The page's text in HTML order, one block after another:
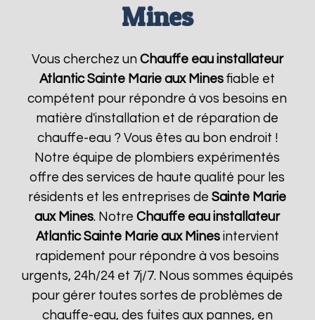
Mines
Vous cherchez un Chauffe eau installateur
Atlantic Sainte Marie aux Mines fiable et
compétent pour répondre à vos besoins en
matière d'installation et de réparation de
chauffe-eau ? Vous êtes au bon endroit !
Notre équipe de plombiers expérimentés
offre des services de haute qualité pour les
résidents et les entreprises deSainte Marie
aux Mines. NotreChauffe eau installateur
Atlantic Sainte Marie aux Minesintervient
rapidement pour répondre à vos besoins
urgents, 24h/24 et 7j/7. Nous sommes équipés
pour gérer toutes sortes de problèmes de
chauffe-eau, des fuites aux pannes, en